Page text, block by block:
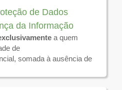
da DPERJ
de Dados
da Informação
a quem
de
somada à ausência de
ora.